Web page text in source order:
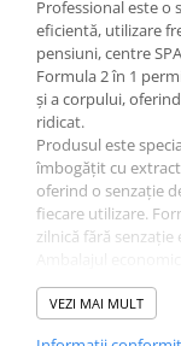
Professional este
eficientă, utilizare
pensiuni, centre
Formula 2 în 1
și a corpului,
ridicat.
Produsul este
îmbogățit cu
oferind o senzație
fiecare utilizare.
zilnică fără senzație
dozatoarelor
utilizare în spații
VEZI MAI MULT